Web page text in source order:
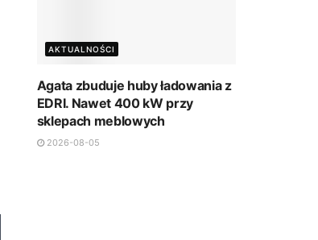
AKTUALNOŚCI
Agata zbuduje huby ładowania z
EDRI. Nawet 400 kW przy
sklepach meblowych
2026-08-05